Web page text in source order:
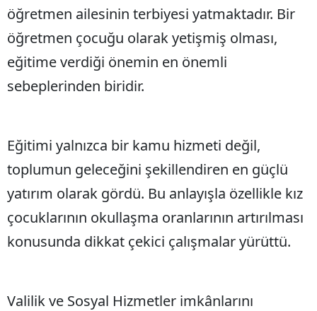
öğretmen ailesinin terbiyesi yatmaktadır. Bir
öğretmen çocuğu olarak yetişmiş olması,
eğitime verdiği önemin en önemli
sebeplerinden biridir.
Eğitimi yalnızca bir kamu hizmeti değil,
toplumun geleceğini şekillendiren en güçlü
yatırım olarak gördü. Bu anlayışla özellikle kız
çocuklarının okullaşma oranlarının artırılması
konusunda dikkat çekici çalışmalar yürüttü.
Valilik ve Sosyal Hizmetler imkânlarını